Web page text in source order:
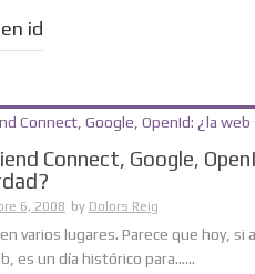
id
Connect, Google,
6, 2008 by Dolors Reig
varios lugares. Parece que hoy, si
es un día histórico para......